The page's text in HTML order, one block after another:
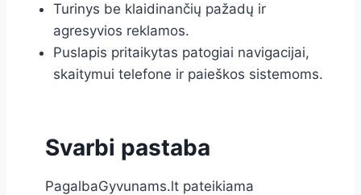
Turinys be klaidinančių pažadų ir
agresyvios reklamos.
Puslapis pritaikytas patogiai navigacijai,
skaitymui telefone ir paieškos sistemoms.
Svarbi pastaba
PagalbaGyvunams.lt pateikiama